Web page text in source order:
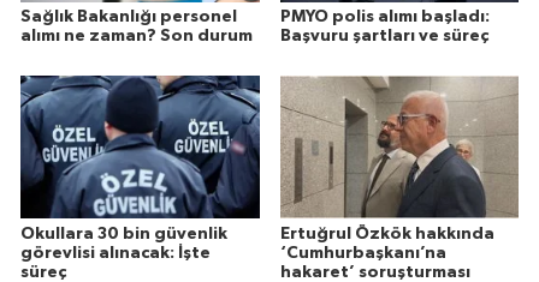
Sağlık Bakanlığı personel
alımı ne zaman? Son durum
PMYO polis alımı başladı:
Başvuru şartları ve süreç
Okullara 30 bin güvenlik
görevlisi alınacak: İşte
süreç
Ertuğrul Özkök hakkında
‘Cumhurbaşkanı’na
hakaret’ soruşturması